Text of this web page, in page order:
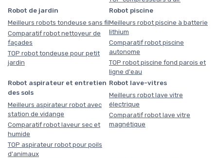
Robot de jardin
Meilleurs robots tondeuse sans fil
Comparatif robot nettoyeur de
façades
TOP robot tondeuse pour petit
jardin
Robot piscine
Meilleurs robot piscine à batterie
lithium
Comparatif robot piscine
autonome
TOP robot piscine fond parois et
ligne d'eau
Robot aspirateur et entretien
des sols
Meilleurs aspirateur robot avec
station de vidange
Comparatif robot laveur sec et
humide
TOP aspirateur robot pour poils
d'animaux
Robot lave-vitres
Meilleurs robot lave vitre
électrique
Comparatif robot lave vitre
magnétique